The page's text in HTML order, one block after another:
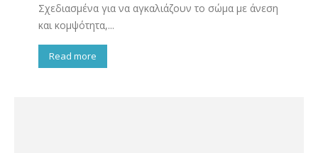
Σχεδιασμένα για να αγκαλιάζουν το σώμα με άνεση
και κομψότητα,...
Read more